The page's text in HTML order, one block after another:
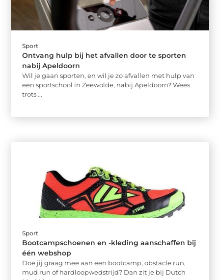
Sport
Ontvang hulp bij het afvallen door te sporten
nabij Apeldoorn
Wil je gaan sporten, en wil je zo afvallen met hulp van
een sportschool in Zeewolde, nabij Apeldoorn? Wees
trots ...
Sport
Bootcampschoenen en -kleding aanschaffen bij
één webshop
Doe jij graag mee aan een bootcamp, obstacle run,
mud run of hardloopwedstrijd? Dan zit je bij Dutch